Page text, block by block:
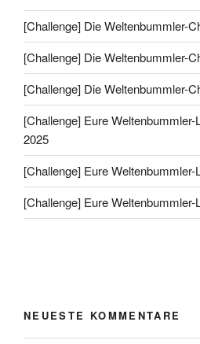
[Challenge] Die Weltenbummler-
[Challenge] Die Weltenbummler-
[Challenge] Die Weltenbummler-
[Challenge] Eure
2025
[Challenge] Eure
[Challenge] Eure
NEUESTE KOMMENTARE